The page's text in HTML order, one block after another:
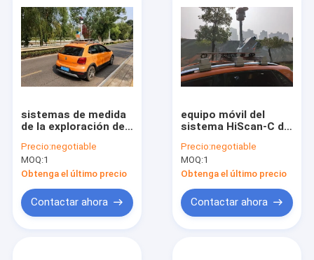
sistemas de medida
de la exploración del
Pixels Mobile 3D
HiScan-C para el
camino como
encuesta construida
Precio:negotiable
MOQ:1
Obtenga el último precio
Contactar ahora
equipo móvil del
sistema HiScan-C del
de 5mm@40m para la
encuesta sobre la
ingeniería
Precio:negotiable
MOQ:1
Obtenga el último precio
Contactar ahora